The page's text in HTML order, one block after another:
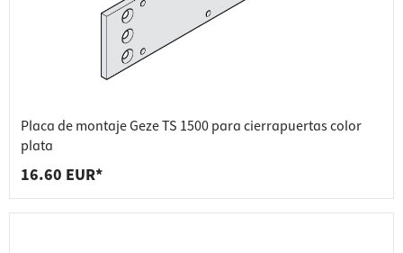
Placa de montaje Geze TS 1500 para cierrapuertas color
plata
16.60 EUR*